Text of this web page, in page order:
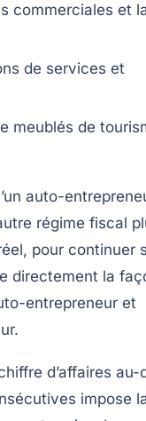
commerciales et
de services et
meublés de
auto-
régime fiscal
pour continuer
directement la
entrepreneur et
d’affaires au-
impose